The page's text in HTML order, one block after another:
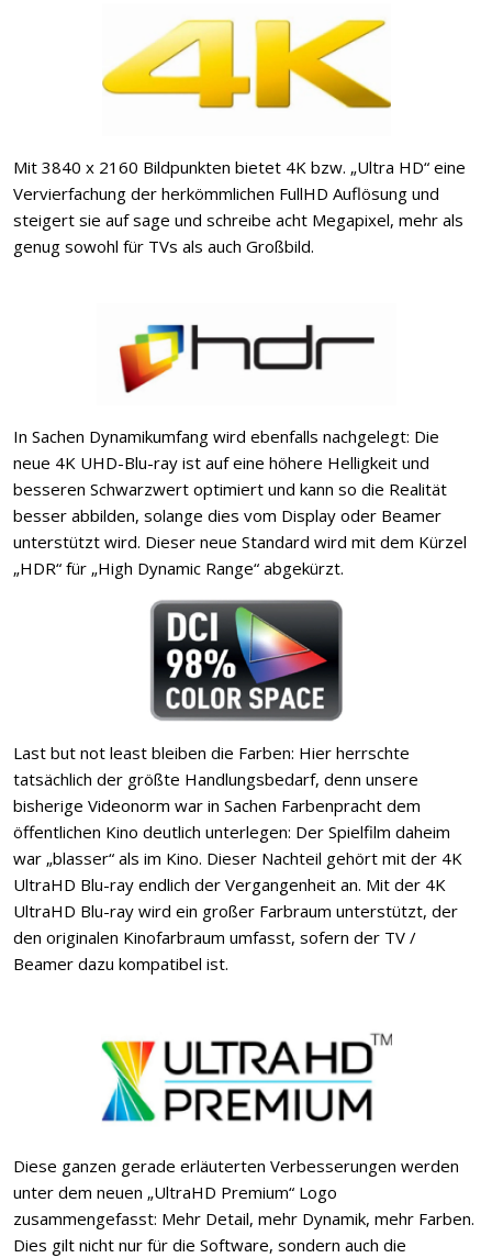
Mit 3840 x 2160 Bildpunkten bietet 4K bzw. „Ultra HD“ eine
Vervierfachung der herkömmlichen FullHD Auflösung und
steigert sie auf sage und schreibe acht Megapixel, mehr als
genug sowohl für TVs als auch Großbild.
In Sachen Dynamikumfang wird ebenfalls nachgelegt: Die
neue 4K UHD-Blu-ray ist auf eine höhere Helligkeit und
besseren Schwarzwert optimiert und kann so die Realität
besser abbilden, solange dies vom Display oder Beamer
unterstützt wird. Dieser neue Standard wird mit dem Kürzel
„HDR“ für „High Dynamic Range“ abgekürzt.
Last but not least bleiben die Farben: Hier herrschte
tatsächlich der größte Handlungsbedarf, denn unsere
bisherige Videonorm war in Sachen Farbenpracht dem
öffentlichen Kino deutlich unterlegen: Der Spielfilm daheim
war „blasser“ als im Kino. Dieser Nachteil gehört mit der 4K
UltraHD Blu-ray endlich der Vergangenheit an. Mit der 4K
UltraHD Blu-ray wird ein großer Farbraum unterstützt, der
den originalen Kinofarbraum umfasst, sofern der TV /
Beamer dazu kompatibel ist.
Diese ganzen gerade erläuterten Verbesserungen werden
unter dem neuen „UltraHD Premium“ Logo
zusammengefasst: Mehr Detail, mehr Dynamik, mehr Farben.
Dies gilt nicht nur für die Software, sondern auch die